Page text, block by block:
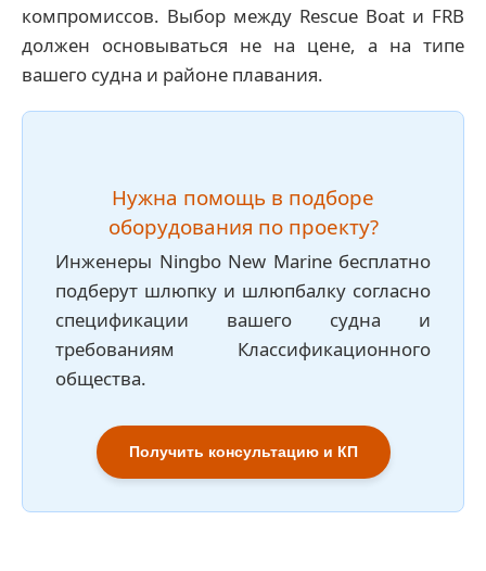
компромиссов. Выбор между Rescue Boat и FRB
должен основываться не на цене, а на типе
вашего судна и районе плавания.
Нужна помощь в подборе
оборудования по проекту?
Инженеры Ningbo New Marine бесплатно
подберут шлюпку и шлюпбалку согласно
спецификации вашего судна и
требованиям Классификационного
общества.
Получить консультацию и КП